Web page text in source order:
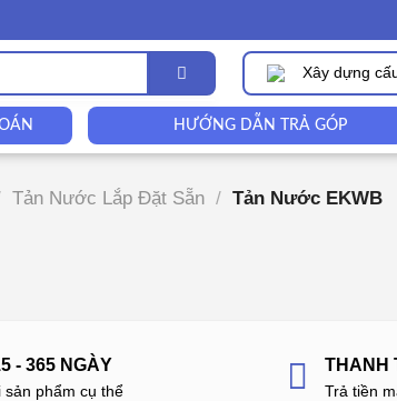
Xây dựng
HƯỚNG DẪN TRẢ GÓP
Tản Nước Lắp Đặt Sẵn / Tản Nước EKWB
- 365 NGÀY
sản phẩm cụ thể
THANH
Trả tiền